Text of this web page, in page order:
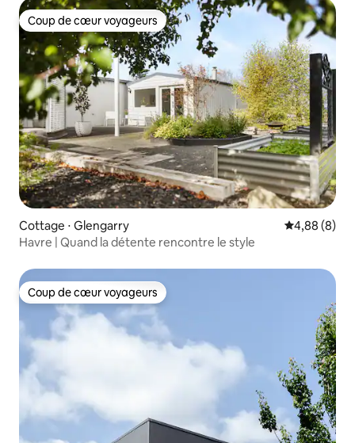
Coup de cœur voyageurs
Coup de cœur voyageurs
Cottage ⋅ Glengarry Évaluation
4,88 (8)
Havre | Quand la détente rencontre le style
Coup de cœur voyageurs
Coup de cœur voyageurs